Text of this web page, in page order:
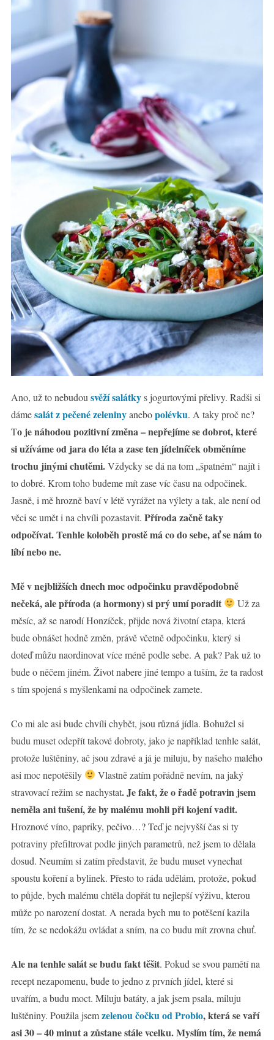
Ano, už to nebudou svěží salátkys jogurtovými přelivy. Radši si
dámesalát z pečené zeleninyanebopolévku. A taky proč ne?
To je náhodou pozitivní změna – nepřejíme se dobrot, které
si užíváme od jara do léta a zase ten jídelníček obměníme
trochu jinými chutěmi.Vždycky se dá na tom „špatném“ najít i
to dobré. Krom toho budeme mít zase víc času na odpočinek.
Jasně, i mě hrozně baví v létě vyrážet na výlety a tak, ale není od
věci se umět i na chvíli pozastavit. Příroda začně taky
odpočívat. Tenhle koloběh prostě má co do sebe, ať se nám to
líbí nebo ne.
Mě v nejbližších dnech moc odpočinku pravděpodobně
nečeká, ale příroda (a hormony) si prý umí poradit
Už za
měsíc, až se narodí Honzíček, přijde nová životní etapa, která
bude obnášet hodně změn, právě včetně odpočinku, který si
doteď můžu naordinovat více méně podle sebe. A pak? Pak už to
bude o něčem jiném. Život nabere jiné tempo a tuším, že ta radost
s tím spojená s myšlenkami na odpočinek zamete.
Co mi ale asi bude chvíli chybět, jsou různá jídla. Bohužel si
budu muset odepřít takové dobroty, jako je například tenhle salát,
protože luštěniny, ač jsou zdravé a já je miluju, by našeho malého
asi moc nepotěšily
Vlastně zatím pořádně nevím, na jaký
stravovací režim se nachystat. Je fakt, že o řadě potravin jsem
neměla ani tušení, že by malému mohli při kojení vadit.
Hroznové víno, papriky, pečivo…? Teď je nejvyšší čas si ty
potraviny přefiltrovat podle jiných parametrů, než jsem to dělala
dosud. Neumím si zatím představit, že budu muset vynechat
spoustu koření a bylinek. Přesto to ráda udělám, protože, pokud
to půjde, bych malému chtěla dopřát tu nejlepší výživu, kterou
může po narození dostat. A nerada bych mu to potěšení kazila
tím, že se nedokážu ovládat a sním, na co budu mít zrovna chuť.
Ale na tenhle salát se budu fakt těšit. Pokud se svou pamětí na
recept nezapomenu, bude to jedno z prvních jídel, které si
uvařím, a budu moct. Miluju batáty, a jak jsem psala, miluju
luštěniny. Použila jsemzelenou čočku od Probio, která se vaří
asi 30 – 40 minut a zůstane stále vcelku. Myslím tím, že nemá